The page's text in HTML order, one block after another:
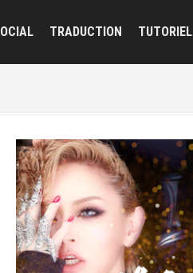
TRADUCTION TUTORIEL